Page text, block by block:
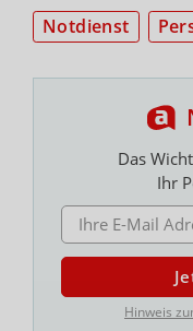
Notdienst
Das
Ihr
E-MAIL ADRESSE
Hinweis